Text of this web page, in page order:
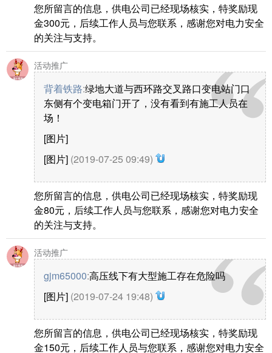
您所留言的信息，供电公司已经现场核实，特奖励现
金300元，后续工作人员与您联系，感谢您对电力安全
的关注与支持。
活动推广
背着铁路:绿地大道与西环路交叉路口变电站门口
东侧有个变电箱门开了，没有看到有施工人员在
场！
[图片]
[图片] (2019-07-25 09:49)
您所留言的信息，供电公司已经现场核实，特奖励现
金80元，后续工作人员与您联系，感谢您对电力安全
的关注与支持。
活动推广
gjm65000:高压线下有大型施工存在危险吗
[图片] (2019-07-24 19:48)
您所留言的信息，供电公司已经现场核实，特奖励现
金150元，后续工作人员与您联系，感谢您对电力安全